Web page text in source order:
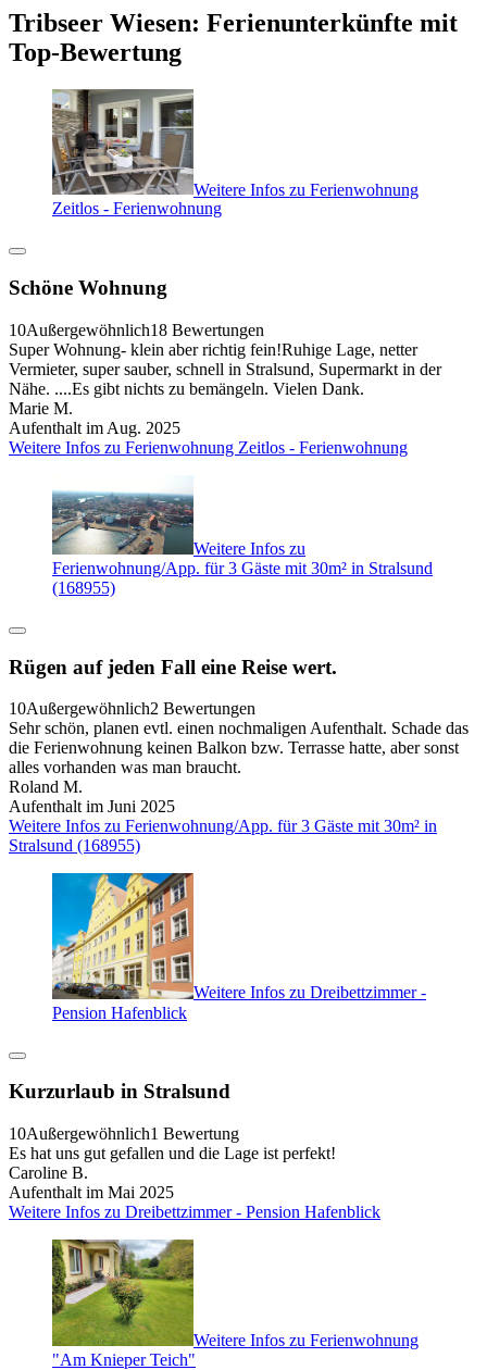
Tribseer Wiesen: Ferienunterkünfte mit
Top-Bewertung
Weitere Infos zu Ferienwohnung
Zeitlos - Ferienwohnung
Schöne Wohnung
10Außergewöhnlich18 Bewertungen
Super Wohnung- klein aber richtig fein!Ruhige Lage, netter
Vermieter, super sauber, schnell in Stralsund, Supermarkt in der
Nähe. ....Es gibt nichts zu bemängeln. Vielen Dank.
Marie M.
Aufenthalt im Aug. 2025
Weitere Infos zu Ferienwohnung Zeitlos - Ferienwohnung
Weitere Infos zu
Ferienwohnung/App. für 3 Gäste mit 30m² in Stralsund
(168955)
Rügen auf jeden Fall eine Reise wert.
10Außergewöhnlich2 Bewertungen
Sehr schön, planen evtl. einen nochmaligen Aufenthalt. Schade das
die Ferienwohnung keinen Balkon bzw. Terrasse hatte, aber sonst
alles vorhanden was man braucht.
Roland M.
Aufenthalt im Juni 2025
Weitere Infos zu Ferienwohnung/App. für 3 Gäste mit 30m² in
Stralsund (168955)
Weitere Infos zu Dreibettzimmer -
Pension Hafenblick
Kurzurlaub in Stralsund
10Außergewöhnlich1 Bewertung
Es hat uns gut gefallen und die Lage ist perfekt!
Caroline B.
Aufenthalt im Mai 2025
Weitere Infos zu Dreibettzimmer - Pension Hafenblick
Weitere Infos zu Ferienwohnung
"Am Knieper Teich"